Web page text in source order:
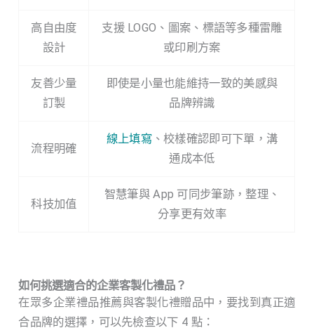
高自由度
設計
支援 LOGO、圖案、標語等多種雷雕
或印刷方案
友善少量
訂製
即使是小量也能維持一致的美感與
品牌辨識
流程明確
線上填寫、校樣確認即可下單，溝
通成本低
科技加值
智慧筆與 App 可同步筆跡，整理、
分享更有效率
如何挑選適合的企業客製化禮品？
在眾多企業禮品推薦與客製化禮贈品中，要找到真正適
合品牌的選擇，可以先檢查以下 4 點：